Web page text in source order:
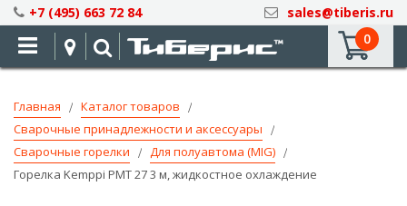
Skip
to
Content
+7 (495) 663 72 84
sales@tiberis.ru
0
Главная
Каталог товаров
Сварочные принадлежности и аксессуары
Сварочные горелки
Для полуавтома (MIG)
Горелка Kemppi PMT 27 3 м, жидкостное охлаждение